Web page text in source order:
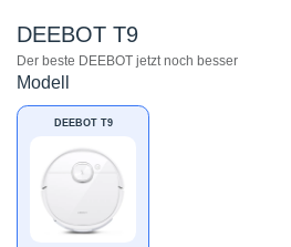
DEEBOT T9
Der beste DEEBOT jetzt noch besser
Modell
DEEBOT T9